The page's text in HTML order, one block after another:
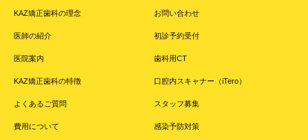
KAZ矯正歯科の理念
医師の紹介
医院案内
KAZ矯正歯科の特徴
よくあるご質問
費用について
お問い合わせ
初診予約受付
歯科用CT
口腔内スキャナー（iTero）
スタッフ募集
感染予防対策